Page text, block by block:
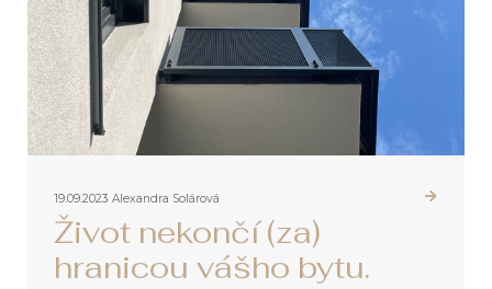
19.09.2023 Alexandra Solárová
Život nekončí (za)
hranicou vášho bytu.